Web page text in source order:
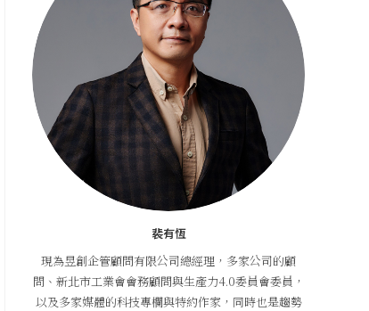
裴有恆
現為昱創企管顧問有限公司總經理，多家公司的顧
問、新北市工業會會務顧問與生產力4.0委員會委員，
以及多家媒體的科技專欄與特約作家，同時也是趨勢